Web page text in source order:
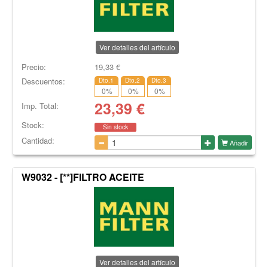
Ver detalles del artículo
Precio: 19,33€
Descuentos:
Dto.1
0%
Dto.2
0%
Dto.3
0%
Imp. Total: 23,39 €
Stock: Sin stock
Cantidad: Añadir
W9032 - [**]FILTRO ACEITE
Ver detalles del artículo